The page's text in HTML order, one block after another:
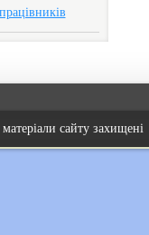
сайту захищені